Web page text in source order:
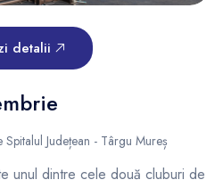
detalii
Județean - Târgu Mureș
unul dintre cele două cluburi de